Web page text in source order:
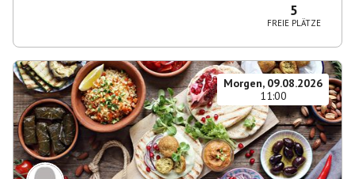
5
FREIE PLÄTZE
Morgen, 09.08.2026
11:00